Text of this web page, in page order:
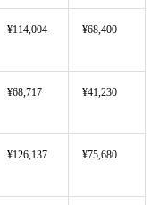
¥114,004 ¥68,400
¥68,717 ¥41,230
¥126,137 ¥75,680